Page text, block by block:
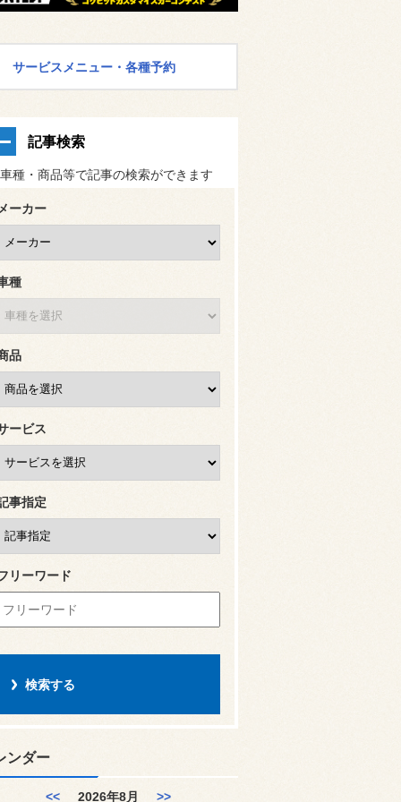
サービスメニュー・各種予約
記事検索
種・商品等で記事の検索ができます
ーカー
種
品
ービス
事指定
リーワード
ンダー
<< 2026年8月 >>